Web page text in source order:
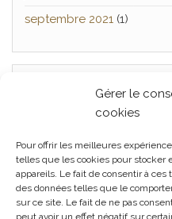
Gérer le
cookies
Pour offrir les meilleures
telles que les cookies pour stocker
appareils. Le fait de consentir à
des données telles que le
sur ce site. Le fait de ne pas
peut avoir un effet négatif sur
septembre 2021 (1)
Facebook Twitter